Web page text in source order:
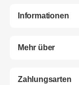
Informationen
Mehr über
Zahlungsarten